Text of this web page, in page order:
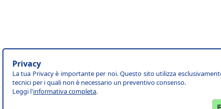
Privacy
La tua Privacy è importante per noi. Questo sito utilizza
tecnici per i quali non è necessario un preventivo consenso.
Leggi l'informativa completa.